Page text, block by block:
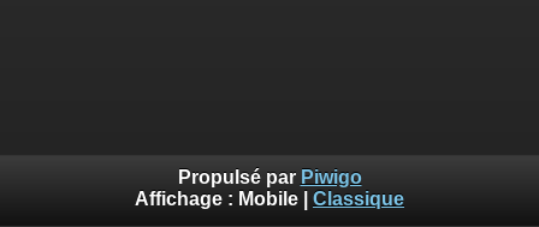
Propulsé par Piwigo
Affichage : Mobile Classique